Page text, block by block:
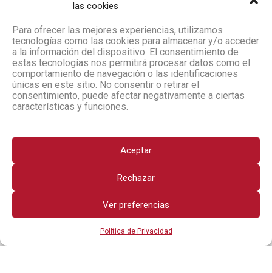
las cookies
Para ofrecer las mejores experiencias, utilizamos
tecnologías como las cookies para almacenar y/o acceder
a la información del dispositivo. El consentimiento de
estas tecnologías nos permitirá procesar datos como el
comportamiento de navegación o las identificaciones
únicas en este sitio. No consentir o retirar el
consentimiento, puede afectar negativamente a ciertas
características y funciones.
Aceptar
Rechazar
Ver preferencias
Politica de Privacidad